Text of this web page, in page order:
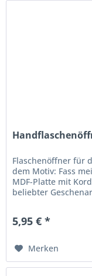
Flaschenöffner für
dem Motiv: Fass
MDF-Platte mit
beliebter
5,95 € *
Merken